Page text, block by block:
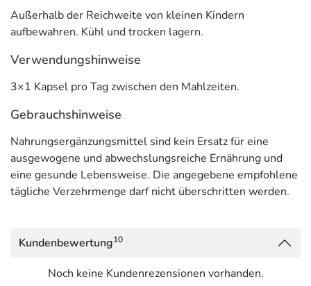
Allergene) sind bei den Lebensmittelangaben als pdf
hinterlegt. (oben)
Außerhalb der Reichweite von kleinen Kindern
aufbewahren. Kühl und trocken lagern.
Verwendungshinweise
3×1 Kapsel pro Tag zwischen den Mahlzeiten.
Gebrauchshinweise
Nahrungsergänzungsmittel sind kein Ersatz für eine
ausgewogene und abwechslungsreiche Ernährung und
eine gesunde Lebensweise. Die angegebene empfohlene
tägliche Verzehrmenge darf nicht überschritten werden.
Kundenbewertung10
Noch keine Kundenrezensionen vorhanden.